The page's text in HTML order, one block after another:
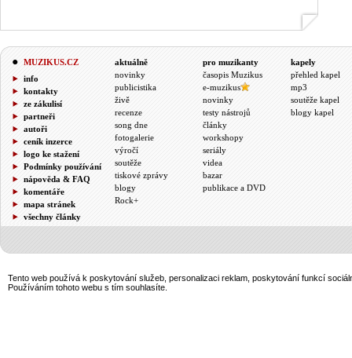
MUZIKUS.CZ
info
kontakty
ze zákulisí
partneři
autoři
ceník inzerce
logo ke stažení
Podmínky používání
nápověda & FAQ
komentáře
mapa stránek
všechny články
aktuálně
novinky
publicistika
živě
recenze
song dne
fotogalerie
výročí
soutěže
tiskové zprávy
blogy
Rock+
pro muzikanty
časopis Muzikus
e-muzikus
novinky
testy nástrojů
články
workshopy
seriály
videa
bazar
publikace a DVD
kapely
přehled kapel
mp3
soutěže kapel
blogy kapel
Tento web používá k poskytování služeb, personalizaci reklam, poskytování funkcí
Používáním tohoto webu s tím souhlasíte.